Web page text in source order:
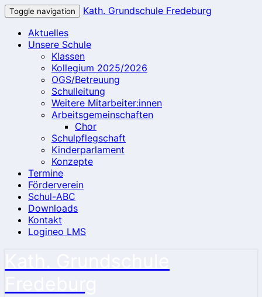
Toggle navigation
Kath. Grundschule Fredeburg
Aktuelles
Unsere Schule
Klassen
Kollegium 2025/2026
OGS/Betreuung
Schulleitung
Weitere Mitarbeiter:innen
Arbeitsgemeinschaften
Chor
Schulpflegschaft
Kinderparlament
Konzepte
Termine
Förderverein
Schul-ABC
Downloads
Kontakt
Logineo LMS